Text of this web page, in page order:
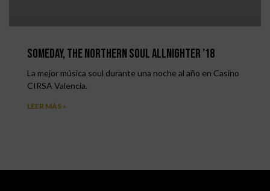
SOMEDAY, The Northern Soul Allnighter ’18
La mejor música soul durante una noche al año en Casino
CIRSA Valencia.
LEER MÁS »